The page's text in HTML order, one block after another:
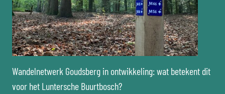
Wandelnetwerk Goudsberg in ontwikkeling: wat betekent dit
voor het Luntersche Buurtbosch?